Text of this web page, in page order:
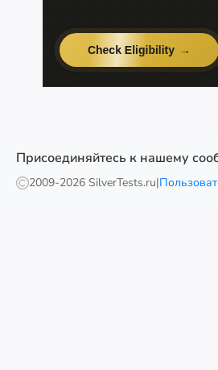
Присоединяйтесь к нашему
2009-2026 SilverTests.ru|